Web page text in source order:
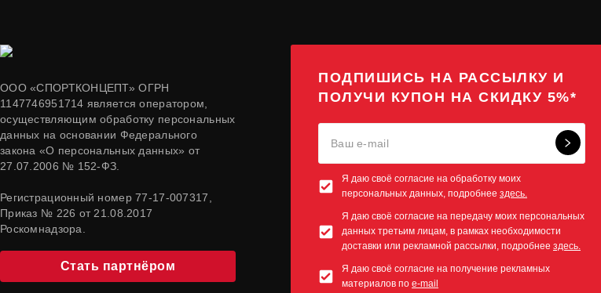
ООО «СПОРТКОНЦЕПТ» ОГРН
1147746951714 является оператором,
осуществляющим обработку персональных
данных на основании Федерального
закона «О персональных данных» от
27.07.2006 № 152-ФЗ.
Регистрационный номер 77-17-007317,
Приказ № 226 от 21.08.2017
Роскомнадзора.
Стать партнёром
ПОДПИШИСЬ НА РАССЫЛКУ И
ПОЛУЧИ КУПОН НА СКИДКУ 5%*
Я даю своё согласие на обработку моих
персональных данных, подробнее здесь.
Я даю своё согласие на передачу моих персональных
данных третьим лицам, в рамках необходимости
доставки или рекламной рассылки, подробнее здесь.
Я даю своё согласие на получение рекламных
материалов по e-mail